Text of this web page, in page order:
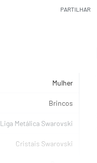
PARTILHAR
Mulher
Brincos
Liga Metálica Swarovski
Cristais Swarovski